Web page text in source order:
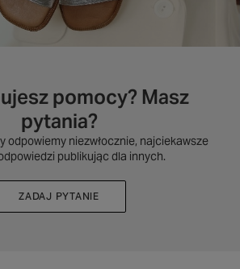
pomocy? Masz
pytania?
odpowiemy niezwłocznie, najciekawsze
publikując dla innych.
ZADAJ PYTANIE